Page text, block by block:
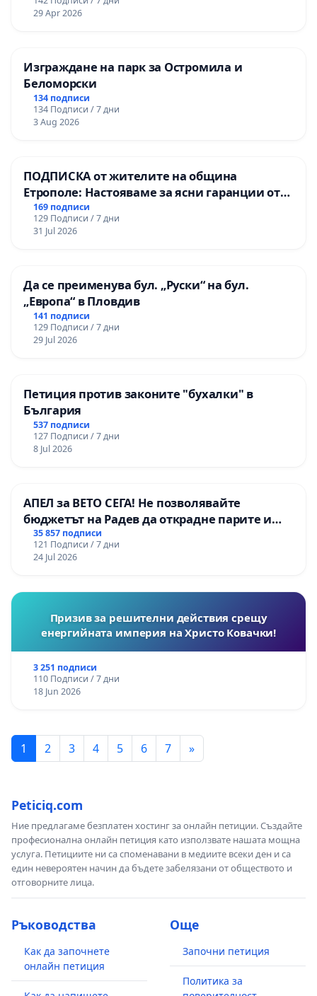
29 Apr 2026
Изграждане на парк за Остромила и
Беломорски
134 подписи
134 Подписи / 7 дни
3 Aug 2026
ПОДПИСКА от жителите на община
Етрополе: Настояваме за ясни гаранции от
“Елаците-МЕД” АД и от държавата, че ще се
изпълнят всички екологични норми!
169 подписи
129 Подписи / 7 дни
31 Jul 2026
Да се преименува бул. „Руски“ на бул.
„Европа“ в Пловдив
141 подписи
129 Подписи / 7 дни
29 Jul 2026
Петиция против законите "бухалки" в
България
537 подписи
127 Подписи / 7 дни
8 Jul 2026
АПЕЛ за ВЕТО СЕГА! Не позволявайте
бюджетът на Радев да открадне парите и
правата ни в тъмното
35 857 подписи
121 Подписи / 7 дни
24 Jul 2026
Призив за решителни действия срещу
енергийната империя на Христо Ковачки!
3 251 подписи
110 Подписи / 7 дни
18 Jun 2026
1 2 3 4 5 6 7 »
Peticiq.com
Ние предлагаме безплатен хостинг за онлайн петиции. Създайте
професионална онлайн петиция като използвате нашата мощна
услуга. Петициите ни са споменавани в медиите всеки ден и са
един невероятен начин да бъдете забелязани от обществото и
отговорните лица.
Ръководства
Как да започнете
онлайн петиция
Още
Започни петиция
Политика за